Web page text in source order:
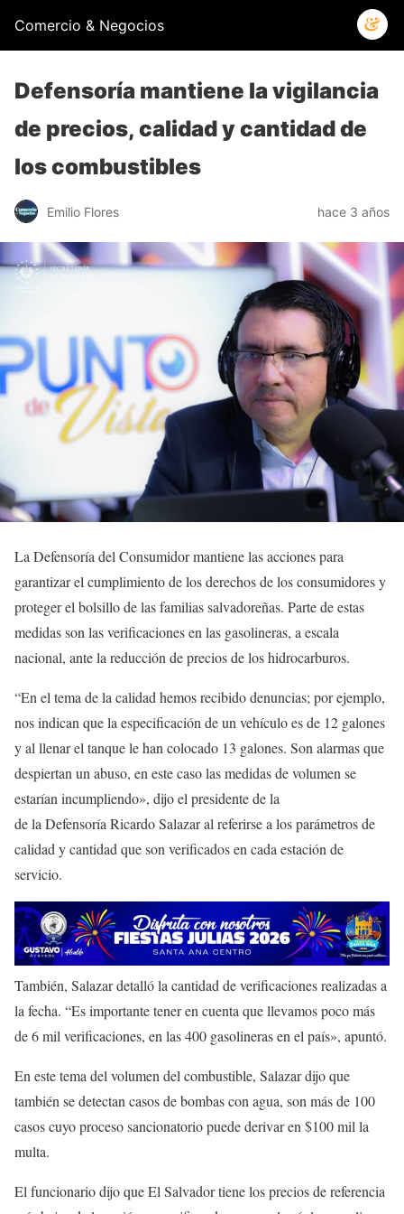
Comercio & Negocios
Defensoría mantiene la vigilancia
de precios, calidad y cantidad de
los combustibles
Emilio Flores hace 3 años
La Defensoría del Consumidor mantiene las acciones para
garantizar el cumplimiento de los derechos de los consumidores y
proteger el bolsillo de las familias salvadoreñas. Parte de estas
medidas son las verificaciones en las gasolineras, a escala
nacional, ante la reducción de precios de los hidrocarburos.
“En el tema de la calidad hemos recibido denuncias; por ejemplo,
nos indican que la especificación de un vehículo es de 12 galones
y al llenar el tanque le han colocado 13 galones. Son alarmas que
despiertan un abuso, en este caso las medidas de volumen se
estarían incumpliendo», dijo el presidente de la
de la Defensoría Ricardo Salazar al referirse a los parámetros de
calidad y cantidad que son verificados en cada estación de
servicio.
También, Salazar detalló la cantidad de verificaciones realizadas a
la fecha. “Es importante tener en cuenta que llevamos poco más
de 6 mil verificaciones, en las 400 gasolineras en el país», apuntó.
En este tema del volumen del combustible, Salazar dijo que
también se detectan casos de bombas con agua, son más de 100
casos cuyo proceso sancionatorio puede derivar en $100 mil la
multa.
El funcionario dijo que El Salvador tiene los precios de referencia